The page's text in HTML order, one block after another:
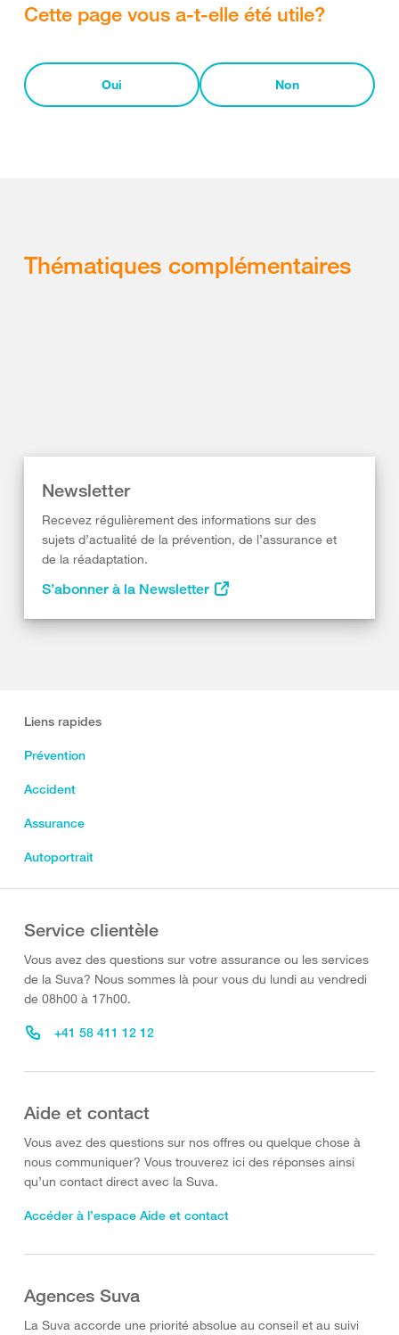
Cette page vous a-t-elle été utile?
Oui Non
Thématiques complémentaires
Newsletter
Recevez régulièrement des informations sur des
sujets d’actualité de la prévention, de l’assurance et
de la réadaptation.
S’abonner à la Newsletter
Liens rapides
Prévention
Accident
Assurance
Autoportrait
Service clientèle
Vous avez des questions sur votre assurance ou les services
de la Suva? Nous sommes là pour vous du lundi au vendredi
de 08h00 à 17h00.
+41 58 411 12 12
Aide et contact
Vous avez des questions sur nos offres ou quelque chose à
nous communiquer? Vous trouverez ici des réponses ainsi
qu’un contact direct avec la Suva.
Accéder à l’espace Aide et contact
Agences Suva
La Suva accorde une priorité absolue au conseil et au suivi